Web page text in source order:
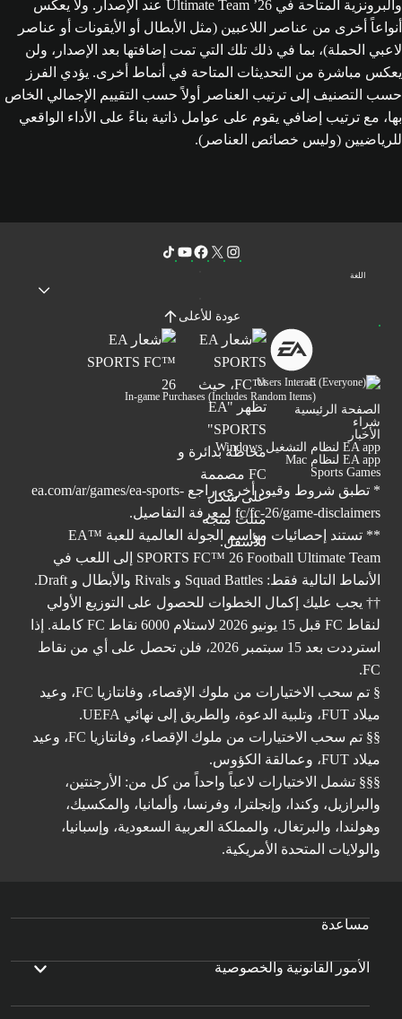
والبرونزية المتاحة في Ultimate Team ’26 عند الإصدار. ولا يعكس
أنواعاً أخرى من عناصر اللاعبين (مثل الأبطال أو الأيقونات أو عناصر
لاعبي الحملة)، بما في ذلك تلك التي تمت إضافتها بعد الإصدار، ولن
يعكس مباشرة من التحديثات المتاحة في أنماط أخرى. يؤدي الفرز
حسب التصنيف إلى ترتيب العناصر أولاً حسب التقييم الإجمالي الخاص
بها، مع ترتيب إضافي يقوم على عوامل ذاتية بناءً على الأداء الواقعي
للرياضيين (وليس خصائص العناصر).
اللغة
عودة للأعلى
Users Interact
In-game Purchases (Includes Random Items)
الصفحة الرئيسية
شراء
الأخبار
EA app لنظام التشغيل Windows
EA app لنظام Mac
Sports Games
* تطبق شروط وقيود أخرى. راجع ea.com/ar/games/ea-sports-
fc/fc-26/game-disclaimers لمعرفة التفاصيل.
** تستند إحصائيات مواسم الجولة العالمية للعبة ™EA
SPORTS FC™ 26 Football Ultimate Team إلى اللعب في
الأنماط التالية فقط: Squad Battles و Rivals والأبطال و Draft.
†† يجب عليك إكمال الخطوات للحصول على التوزيع الأولي
لنقاط FC قبل 15 يونيو 2026 لاستلام 6000 نقاط FC كاملة. إذا
استرددت بعد 15 سبتمبر 2026، فلن تحصل على أي من نقاط
FC.
§ تم سحب الاختيارات من ملوك الإقصاء، وفانتازيا FC، وعيد
ميلاد FUT، وتلبية الدعوة، والطريق إلى نهائي UEFA.
§§ تم سحب الاختيارات من ملوك الإقصاء، وفانتازيا FC، وعيد
ميلاد FUT، وعمالقة الكؤوس.
§§§ تشمل الاختيارات لاعباً واحداً من كل من: الأرجنتين،
والبرازيل، وكندا، وإنجلترا، وفرنسا، وألمانيا، والمكسيك،
وهولندا، والبرتغال، والمملكة العربية السعودية، وإسبانيا،
والولايات المتحدة الأمريكية.
مساعدة
الأمور القانونية والخصوصية